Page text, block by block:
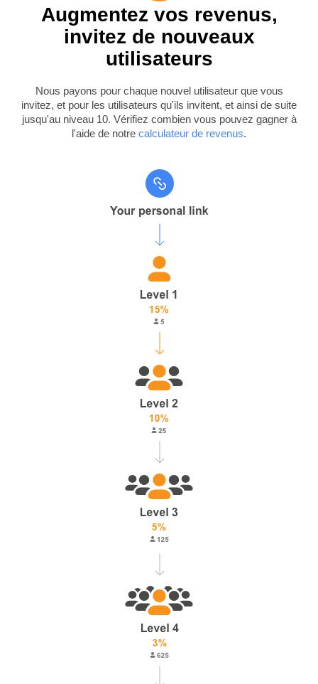
Augmentez vos revenus,
invitez de nouveaux
utilisateurs
Nous payons pour chaque nouvel utilisateur que vous
invitez, et pour les utilisateurs qu'ils invitent, et ainsi de suite
jusqu'au niveau 10. Vérifiez combien vous pouvez gagner à
l'aide de notre calculateur de revenus.